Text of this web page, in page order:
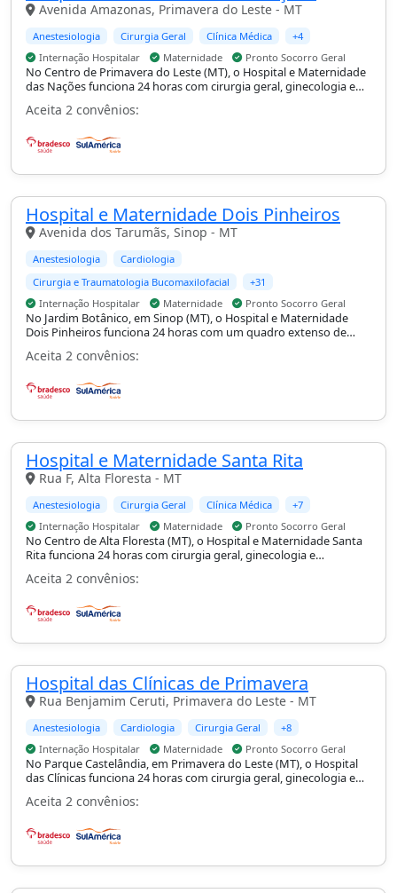
Avenida Amazonas, Primavera do Leste - MT
Anestesiologia Cirurgia Geral Clínica Médica
+4
Internação Hospitalar
Maternidade Pronto Socorro Geral
No Centro de Primavera do Leste (MT), o Hospital e Maternidade
das Nações funciona 24 horas com cirurgia geral, ginecologia e
obstetrícia, ortopedia e traumatologia e pediatria, com suporte
de UTI, internação hospitalar, maternidade e pronto-socorro
Aceita 2 convênios:
Hospital e Maternidade Dois Pinheiros
Avenida dos Tarumãs, Sinop - MT
Anestesiologia
Cardiologia
Cirurgia e Traumatologia Bucomaxilofacial
+31
Internação Hospitalar
Maternidade Pronto Socorro Geral
No Jardim Botânico, em Sinop (MT), o Hospital e Maternidade
Dois Pinheiros funciona 24 horas com um quadro extenso de
especialidades, incluindo cardiologia, cirurgia de cabeça e
pescoço, plástica, torácica e vascular, oncologia e neurocirurgia,
Aceita 2 convênios:
Hospital e Maternidade Santa Rita
Rua F, Alta Floresta - MT
Anestesiologia Cirurgia Geral Clínica Médica
+7
Internação Hospitalar
Maternidade Pronto Socorro Geral
No Centro de Alta Floresta (MT), o Hospital e Maternidade Santa
Rita funciona 24 horas com cirurgia geral, ginecologia e
obstetrícia, ortopedia e traumatologia e pediatria, com suporte
de UTI adulto e pediátrica, internação hospitalar, maternidade e
Aceita 2 convênios:
Hospital das Clínicas de Primavera
Rua Benjamim Ceruti, Primavera do Leste - MT
Anestesiologia Cardiologia Cirurgia Geral
+8
Internação Hospitalar
Maternidade Pronto Socorro Geral
No Parque Castelândia, em Primavera do Leste (MT), o Hospital
das Clínicas funciona 24 horas com cirurgia geral, ginecologia e
obstetrícia, ortopedia e traumatologia e pediatria, com suporte
de UTI adulto e pediátrica, internação hospitalar, maternidade e
Aceita 2 convênios: